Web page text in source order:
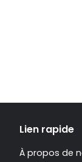
Lien rapide
À propos de